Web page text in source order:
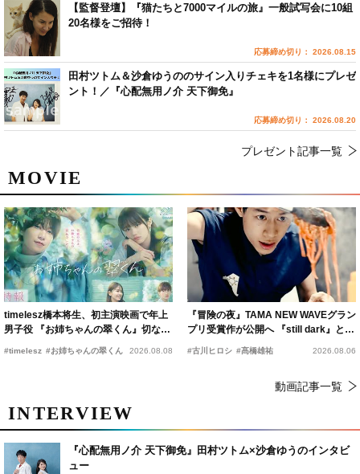
MOVIE
timelesz橋本将生、初主演映画で年上
男子役 『お姉ちゃんの翠くん』切ない
#timelesz #お姉ちゃんの翠くん 2026.08.08
『冒険の夜』TAMA NEW WAVEグラン
プリ受賞作が公開へ 『still dark』と同
#古川ヒロシ #髙橋雄祐 2026.08.06
動画記事一覧
INTERVIEW
『心配無用ノ介 天下御免』田村ツトム×沙倉ゆうのインタビ
ュー
【監督登壇】『猫たちと7000マイルの旅』一般試写会に10組
20名様をご招待！
応募締め切り： 2026.08.15
田村ツトム＆沙倉ゆうののサイン入りチェキを1名様にプレゼ
ント！／『心配無用ノ介 天下御免』
応募締め切り： 2026.08.20
プレゼント記事一覧